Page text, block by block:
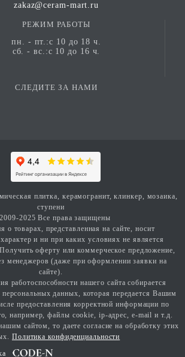
zakaz@ceram-mart.ru
РЕЖИМ РАБОТЫ
пн. - пт.:с 10 до 18 ч.
сб. - вс.:с 10 до 16 ч.
СЛЕДИТЕ ЗА НАМИ
плитка, керамогранит, клинкер, мозаика,
ступени
2025 Все права защищены
о товарах, представленная на сайте, носит
и ни при каких условиях не является
оферту или коммерческое предложение,
менеджеров (даже при оформлении заявки на
сайте).
работоспособности нашего сайта собирается
данных, которая передается Вашим
предоставления корректной информации по
например, файлы cookie, ip-адрес, e-mail и т.д.
сайтом, то даете согласие на обработку этих
Политика конфиденциальности